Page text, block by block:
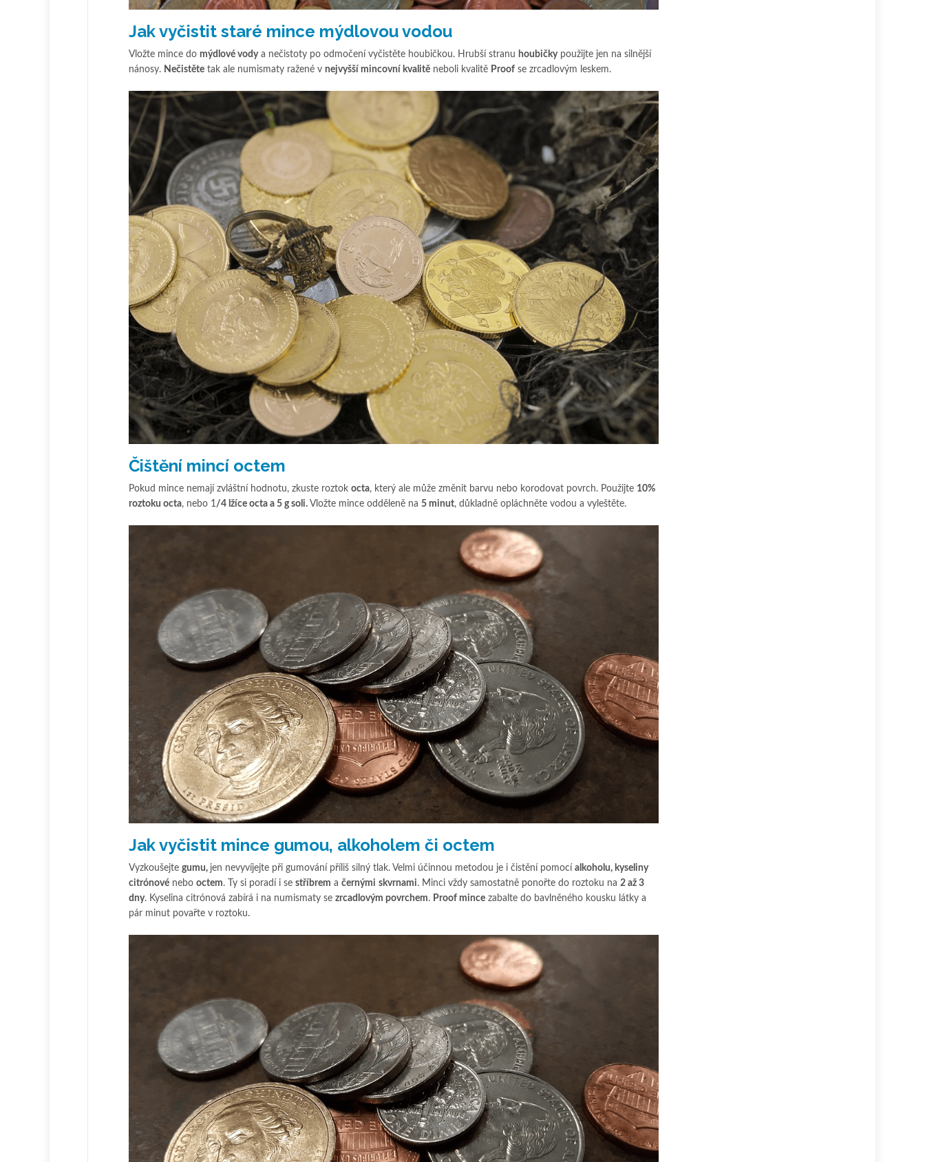
Jak vyčistit staré mince mýdlovou vodou
Vložte mince do mýdlové vodya nečistoty po odmočení vyčistěte houbičkou. Hrubší stranu houbičkypoužijte jen na silnější
nánosy. Nečistěte tak ale numismaty ražené v nejvyšší mincovní kvalitě neboli kvalitě Proof se zrcadlovým leskem.
Čištění mincí octem
Pokud mince nemají zvláštní hodnotu, zkuste roztok octa, který ale může změnit barvu nebo korodovat povrch. Použijte 10%
roztoku octa, nebo 1/4 lžíce octa a 5 g soli. Vložte mince odděleně na 5 minut, důkladně opláchněte vodou a vyleštěte.
Jak vyčistit mince gumou, alkoholem či octem
Vyzkoušejte gumu, jen nevyvíjejte při gumování příliš silný tlak. Velmi účinnou metodou je i čistění pomocí alkoholu, kyseliny
citrónové nebo octem. Ty si poradí i se stříbrem a černými skvrnami. Minci vždy samostatně ponořte do roztoku na 2 až 3
dny. Kyselina citrónová zabírá i na numismaty se zrcadlovým povrchem. Proof mince zabalte do bavlněného kousku látky a
pár minut povařte v roztoku.